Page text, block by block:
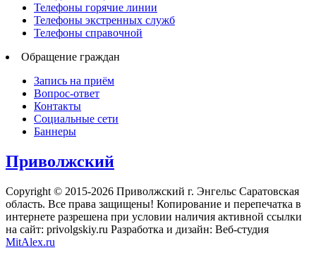
Телефоны горячие линии
Телефоны экстренных служб
Телефоны справочной
Обращение граждан
Запись на приём
Вопрос-ответ
Контакты
Социальные сети
Баннеры
Приволжский
Copyright © 2015-2026 Приволжский г. Энгельс Саратовская
область. Все права защищены! Копирование и перепечатка в
интернете разрешена при условии наличия активной ссылки
на сайт: privolgskiy.ru Разработка и дизайн: Веб-студия
MitAlex.ru